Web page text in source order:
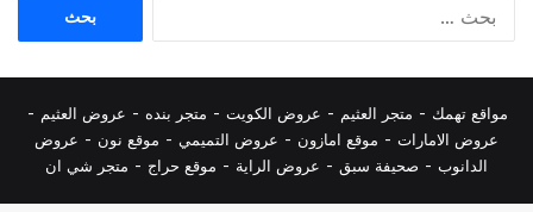
مواقع تهمك - متجر العثيم - عروض الكويت - متجر بنده - عروض العثيم -
عروض الامارات - موقع امازون - عروض التميمي - موقع نون - عروض
الدانوب - صحيفة سبق - عروض الراية - موقع حراج - متجر شي ان